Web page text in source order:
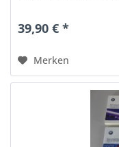
39,90 € *
Merken